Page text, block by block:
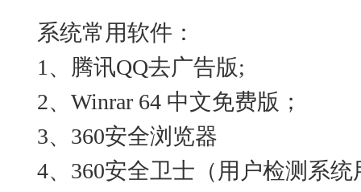
系统常用软件：
1、腾讯QQ去广告版;
2、Winrar 64 中文免费版；
3、360安全浏览器
4、360安全卫士（用户检测系统